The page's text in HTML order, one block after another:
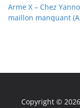
Arme X – Chez
maillon manquant
Copyright © 2026